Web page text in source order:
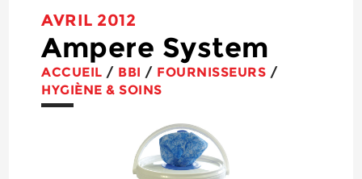
AVRIL 2012
Ampere System
ACCUEIL / BBI / FOURNISSEURS /
HYGIÈNE & SOINS